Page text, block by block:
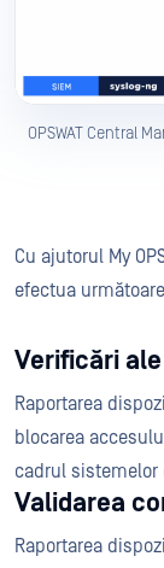
OPSWAT Central
Cu ajutorul My
efectua
Verificări
Raportarea
blocarea
cadrul sistemelor
Validarea
Raportarea